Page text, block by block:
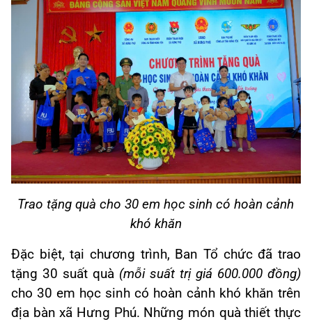
Trao tặng quà cho 30 em học sinh có hoàn cảnh
khó khăn
Đặc biệt, tại chương trình, Ban Tổ chức đã trao
tặng 30 suất quà (mỗi suất trị giá 600.000 đồng)
cho 30 em học sinh có hoàn cảnh khó khăn trên
địa bàn xã Hưng Phú. Những món quà thiết thực